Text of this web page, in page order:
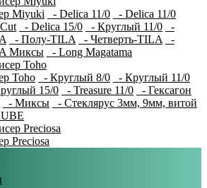
Miyuki - Delica 11/0
- Delica 11/0
- Delica 15/0 - Круглый 11/0
-
- Полу-TILA - Четверть-TILA
-
Миксы
- Long Magatama
Toho - Круглый 8/0
- Круглый 11/0
15/0
- Treasure 11/0
- Гексагон
- Миксы
- Стеклярус 3мм, 9мм, витой
Preciosa